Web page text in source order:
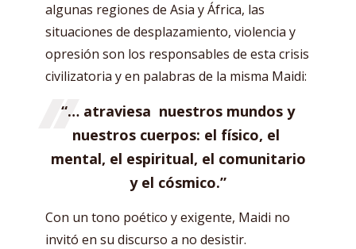
algunas regiones de Asia y África, las
situaciones de desplazamiento, violencia y
opresión son los responsables de esta crisis
civilizatoria y en palabras de la misma Maidi:
“… atraviesa nuestros mundos y
nuestros cuerpos: el físico, el
mental, el espiritual, el comunitario
y el cósmico.”
Con un tono poético y exigente, Maidi no
invitó en su discurso a no desistir.